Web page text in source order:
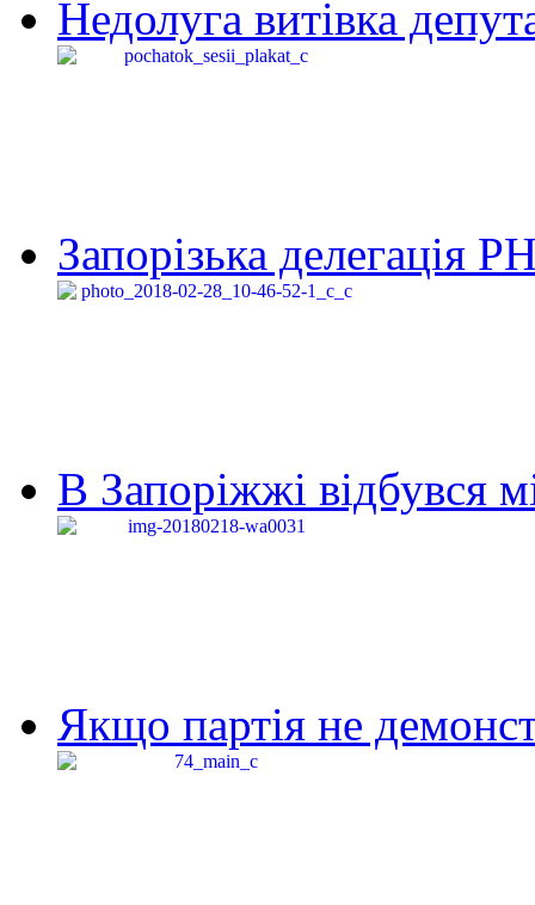
Недолуга витівка
Запорізька делегація
В Запоріжжі відбувся
Якщо партія не